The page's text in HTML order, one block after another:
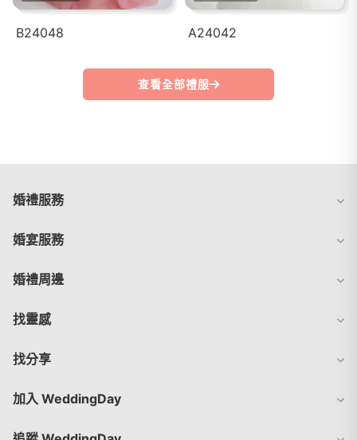
B24048 A24042
查看全部禮服
婚禮服務
婚宴服務
婚禮周邊
找靈感
找分享
加入 WeddingDay